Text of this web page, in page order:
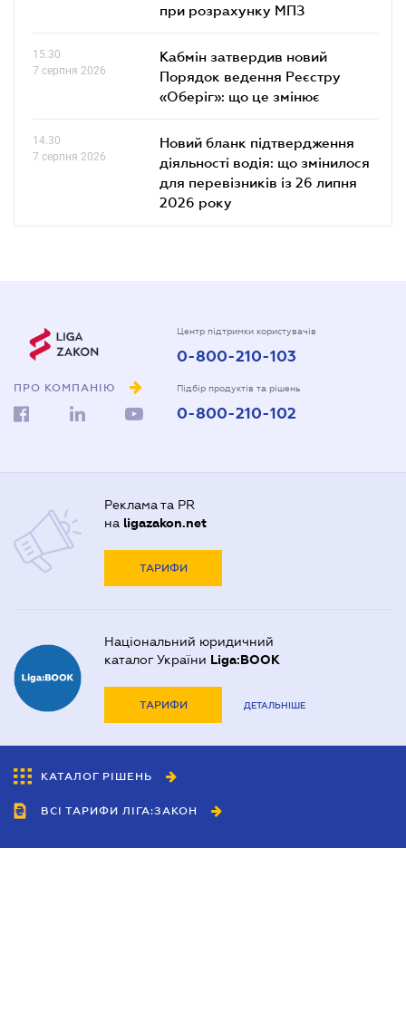
при розрахунку МПЗ
15.30
7 серпня 2026
Кабмін затвердив новий
Порядок ведення Реєстру
«Оберіг»: що це змінює
14.30
7 серпня 2026
Новий бланк підтвердження
діяльності водія: що змінилося
для перевізників із 26 липня
2026 року
ПРО КОМПАНІЮ
Центр підтримки користувачів
0-800-210-103
Підбір продуктів та рішень
0-800-210-102
Реклама та PR
на ligazakon.net
ТАРИФИ
Національний юридичний
каталог України Liga:BOOK
ТАРИФИ ДЕТАЛЬНІШЕ
КАТАЛОГ РІШЕНЬ
ВСІ ТАРИФИ ЛІГА:ЗАКОН